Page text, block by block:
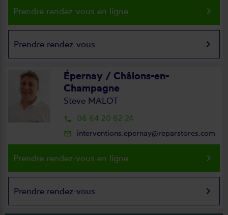
Prendre rendez-vous en ligne keyboard_arrow_right
Prendre rendez-vous keyboard_arrow_right
Épernay / Châlons-en-
Champagne
Steve MALOT
local_phone 06 64 20 62 24
mail_outline interventions.epernay@reparstores.com
Prendre rendez-vous en ligne keyboard_arrow_right
Prendre rendez-vous keyboard_arrow_right